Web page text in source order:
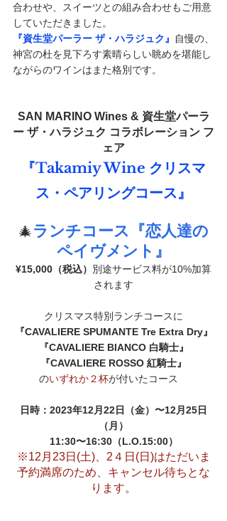
合わせや、スイーツとの組み合わせもご用意
していただきました。
『資生堂パーラー ザ・ハラジュク』
自慢の、
神宮の杜を見下ろす素晴らしい眺めを堪能し
ながらのワインはまた格別です。
SAN MARINO Wines & 資生堂パーラ
ー ザ・ハラジュク コラボレーション フ
ェア
『Takamiy Wine クリスマ
ス・ペアリングコース』
🎄ランチコース『恋人達の
ペイヴメント』
¥15,000（税込） 別途サービス料が10%加算
されます
クリスマス特別ランチコースに
『CAVALIERE SPUMANTE Tre Extra Dry』
『CAVALIERE BIANCO 白騎士』
『CAVALIERE ROSSO 紅騎士』
のいずれか２杯が付いたコース
日時：2023年12月22日（金）〜12月25日
（月）
11:30〜16:30（L.O.15:00）
※12月23日(土)、2４日(日)はただいま
予約満席のため、キャンセル待ちとな
ります。